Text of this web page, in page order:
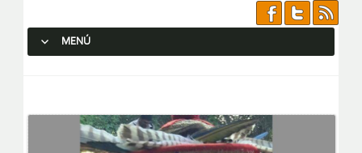
MENÚ